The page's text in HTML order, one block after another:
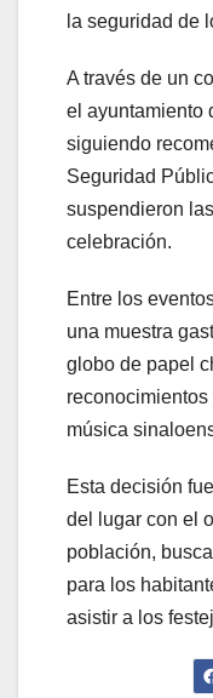
la seguridad de
A través de un
el ayuntamiento
siguiendo
Seguridad
suspendieron
celebración.
Entre los
una muestra
globo de papel
música
Esta decisión
del lugar con el
población,
para los
asistir a los